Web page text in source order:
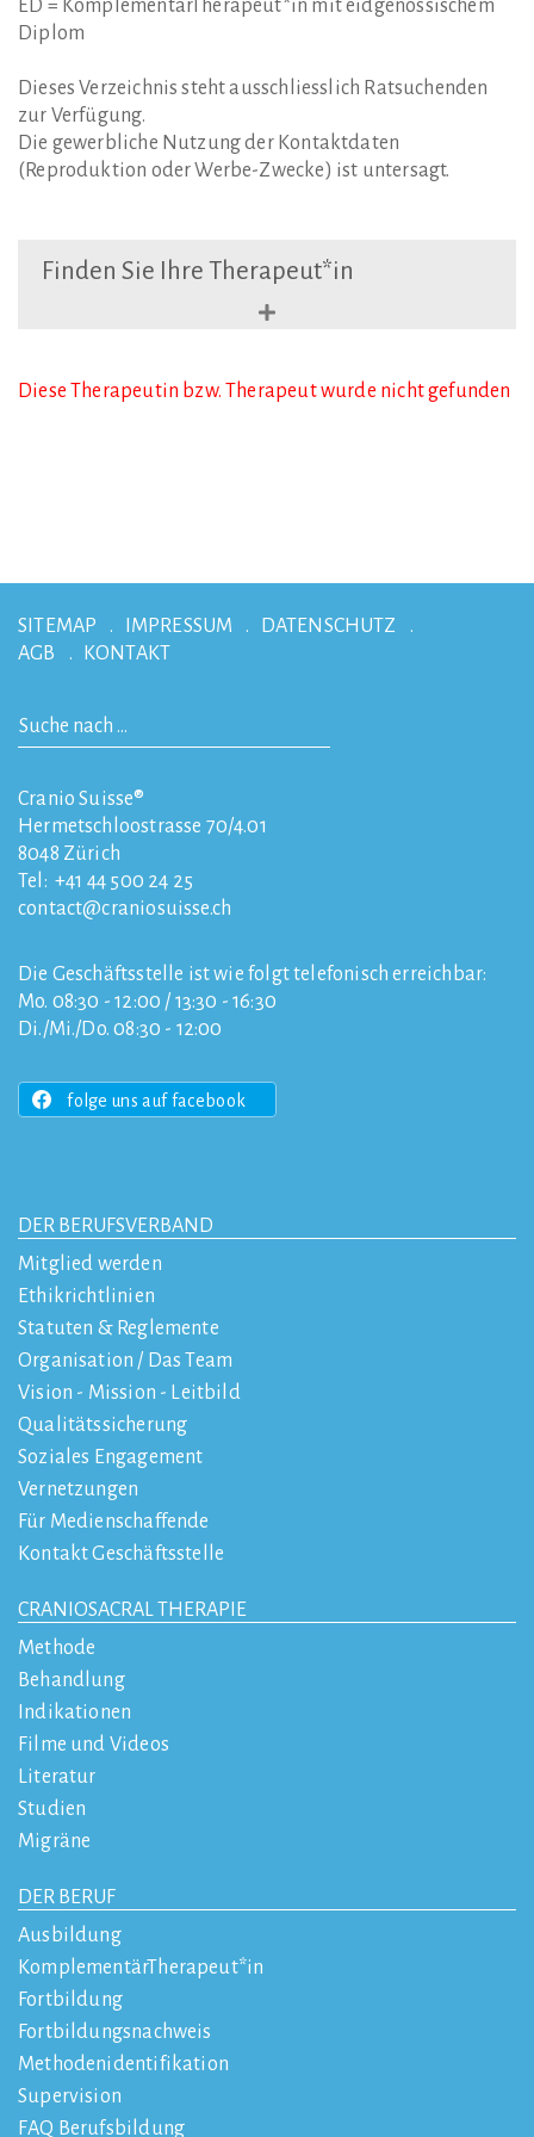
ED = KomplementärTherapeut*in mit eidgenössischem
Diplom
Dieses Verzeichnis steht ausschliesslich Ratsuchenden
zur Verfügung.
Die gewerbliche Nutzung der Kontaktdaten
(Reproduktion oder Werbe-Zwecke) ist untersagt.
Finden Sie Ihre Therapeut*in
Diese Therapeutin bzw. Therapeut wurde nicht gefunden
SITEMAP IMPRESSUM
DATENSCHUTZ
AGB
KONTAKT
Cranio Suisse®
Hermetschloostrasse 70/4.01
8048 Zürich
Tel: +41 44 500 24 25
contact
craniosuisse.ch
Die Geschäftsstelle ist wie folgt telefonisch erreichbar:
Mo. 08:30 - 12:00 / 13:30 - 16:30
Di./Mi./Do. 08:30 - 12:00
folge uns auf facebook
DER BERUFSVERBAND
Mitglied werden
Ethikrichtlinien
Statuten & Reglemente
Organisation / Das Team
Vision - Mission - Leitbild
Qualitätssicherung
Soziales Engagement
Vernetzungen
Für Medienschaffende
Kontakt Geschäftsstelle
CRANIOSACRAL THERAPIE
Methode
Behandlung
Indikationen
Filme und Videos
Literatur
Studien
Migräne
DER BERUF
Ausbildung
KomplementärTherapeut*in
Fortbildung
Fortbildungsnachweis
Methodenidentifikation
Supervision
FAQ Berufsbildung